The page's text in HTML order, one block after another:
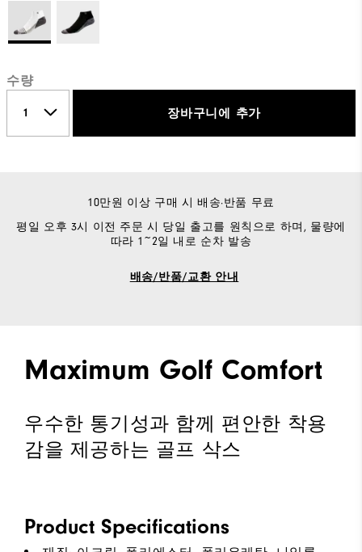
수량
장바구니에 추가
10만원 이상 구매 시 배송·반품 무료
평일 오후 3시 이전 주문 시 당일 출고를 원칙으로 하며, 물량에
따라 1~2일 내로 순차 발송
배송/반품/교환 안내
Maximum Golf Comfort
우수한 통기성과 함께 편안한 착용
감을 제공하는 골프 삭스
Product Specifications